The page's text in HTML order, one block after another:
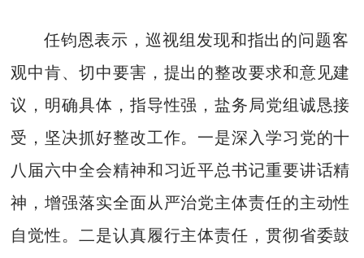
任钧恩表示，巡视组发现和指出的问题客
观中肯、切中要害，提出的整改要求和意见建
议，明确具体，指导性强，盐务局党组诚恳接
受，坚决抓好整改工作。一是深入学习党的十
八届六中全会精神和习近平总书记重要讲话精
神，增强落实全面从严治党主体责任的主动性
自觉性。二是认真履行主体责任，贯彻省委鼓